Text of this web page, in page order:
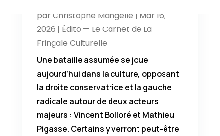
par Christophe Mangelle | Mar 16,
2026 | Édito — Le Carnet de La
Fringale Culturelle
Une bataille assumée se joue
aujourd’hui dans la culture, opposant
la droite conservatrice et la gauche
radicale autour de deux acteurs
majeurs : Vincent Bolloré et Mathieu
Pigasse. Certains y verront peut-être